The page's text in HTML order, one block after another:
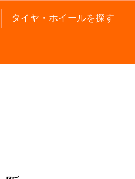
タイヤ・ホイールを探す